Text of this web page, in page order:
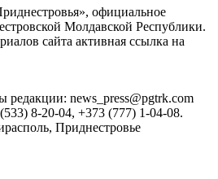
официальное
Молдавской Республики.
сайта активная ссылка на
редакции: news_press@pgtrk.com
8-20-04, +373 (777) 1-04-08.
Приднестровье